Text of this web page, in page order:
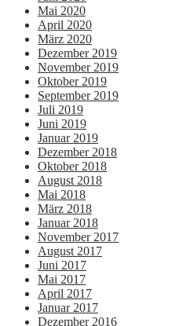
Mai 2020
April 2020
März 2020
Dezember 2019
November 2019
Oktober 2019
September 2019
Juli 2019
Juni 2019
Januar 2019
Dezember 2018
Oktober 2018
August 2018
Mai 2018
März 2018
Januar 2018
November 2017
August 2017
Juni 2017
Mai 2017
April 2017
Januar 2017
Dezember 2016